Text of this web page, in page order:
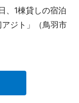
、1棟貸しの宿泊
ジト」（鳥羽市